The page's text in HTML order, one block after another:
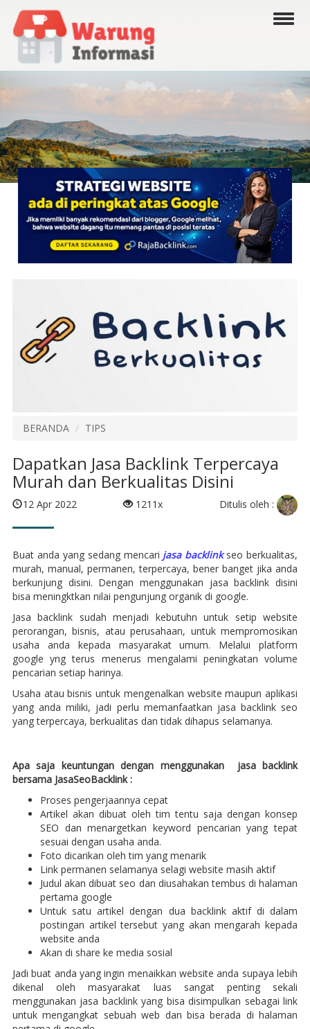
BERANDA TIPS
Dapatkan Jasa Backlink Terpercaya
Murah dan Berkualitas Disini
12 Apr 2022 1211x Ditulis oleh :
Buat anda yang sedang mencari jasa backlinkseo berkualitas,
murah, manual, permanen, terpercaya, bener banget jika anda
berkunjung disini. Dengan menggunakan jasa backlink disini
bisa meningktkan nilai pengunjung organik di google.
Jasa backlink sudah menjadi kebutuhn untuk setip website
perorangan, bisnis, atau perusahaan, untuk mempromosikan
usaha anda kepada masyarakat umum. Melalui platform
google yng terus menerus mengalami peningkatan volume
pencarian setiap harinya.
Usaha atau bisnis untuk mengenalkan website maupun aplikasi
yang anda miliki, jadi perlu memanfaatkan jasa backlink seo
yang terpercaya, berkualitas dan tidak dihapus selamanya.
Apa saja keuntungan dengan menggunakan jasa backlink
bersama JasaSeoBacklink :
Proses pengerjaannya cepat
Artikel akan dibuat oleh tim tentu saja dengan konsep
SEO dan menargetkan keyword pencarian yang tepat
sesuai dengan usaha anda.
Foto dicarikan oleh tim yang menarik
Link permanen selamanya selagi website masih aktif
Judul akan dibuat seo dan diusahakan tembus di halaman
pertama google
Untuk satu artikel dengan dua backlink aktif di dalam
postingan artikel tersebut yang akan mengarah kepada
website anda
Akan di share ke media sosial
Jadi buat anda yang ingin menaikkan website anda supaya lebih
dikenal oleh masyarakat luas sangat penting sekali
menggunakan jasa backlink yang bisa disimpulkan sebagai link
untuk mengangkat sebuah web dan bisa berada di halaman